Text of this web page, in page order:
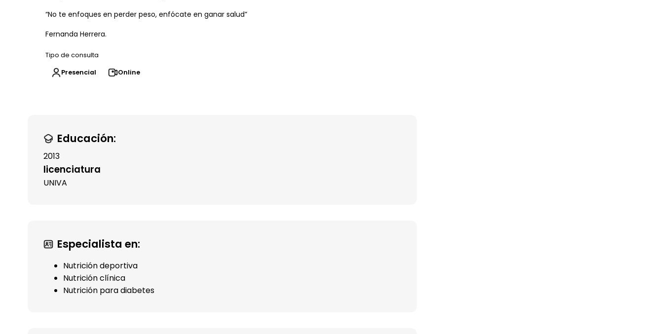
“No te enfoques en perder peso, enfócate en ganar salud”
Fernanda Herrera.
Tipo de consulta
Presencial Online
Educación:
2013
licenciatura
UNIVA
Especialista en:
Nutrición deportiva
Nutrición clínica
Nutrición para diabetes